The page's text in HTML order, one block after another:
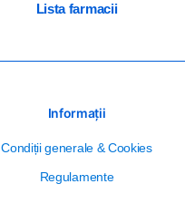
Lista farmacii
Informații
Сondiții generale & Cookies
Regulamente